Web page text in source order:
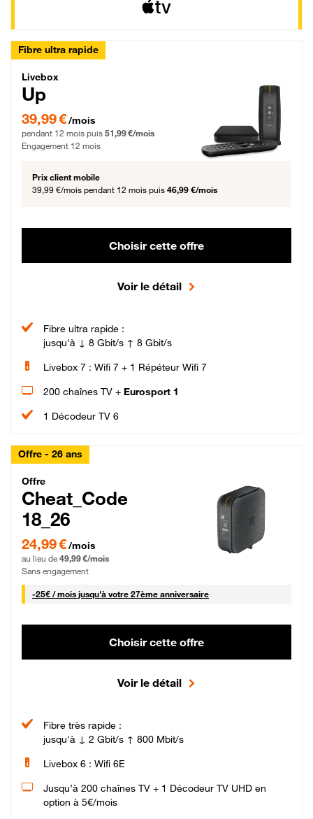
Fibre ultra rapide
Livebox Up Fibre
Livebox
Up
39,99 € par mois pendant 12 mois puis 51,99 € par mois, Engagement 12 mois
39,99 €/mois
pendant 12 mois puis 51,99 €/mois
Engagement 12 mois
Prix client mobile
39,99 €/mois pendant 12 mois puis 46,99 €/mois
Choisir cette offre
Voir le détail
Fibre ultra rapide :
jusqu'à ↓ 8 Gbit/s ↑ 8 Gbit/s
Livebox 7 : Wifi 7 + 1 Répéteur Wifi 7
200 chaînes TV + Eurosport 1
1 Décodeur TV 6
Offre - 26 ans
Cheat_Code Fibre_18_26
Offre
Cheat_Code
18_26
24,99 € par mois pendant 0 mois puis 49,99 € par mois, Sans engagement
24,99 €/mois
au lieu de 49,99 €/mois
Sans engagement
-25€ / mois25 € par mois
jusqu'à votre 27ème anniversaire
Choisir cette offre
Voir le détail
Fibre très rapide :
jusqu'à ↓ 2 Gbit/s ↑ 800 Mbit/s
Livebox 6 : Wifi 6E
Jusqu’à 200 chaînes TV + 1 Décodeur TV UHD en
option à 5€/mois